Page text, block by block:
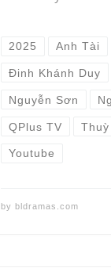
2025 Anh Tài
Đinh Khánh Duy
Nguyễn Sơn
QPlus TV
Youtube
by bldramas.com